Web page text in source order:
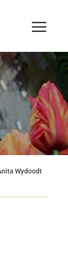
Wydoodt